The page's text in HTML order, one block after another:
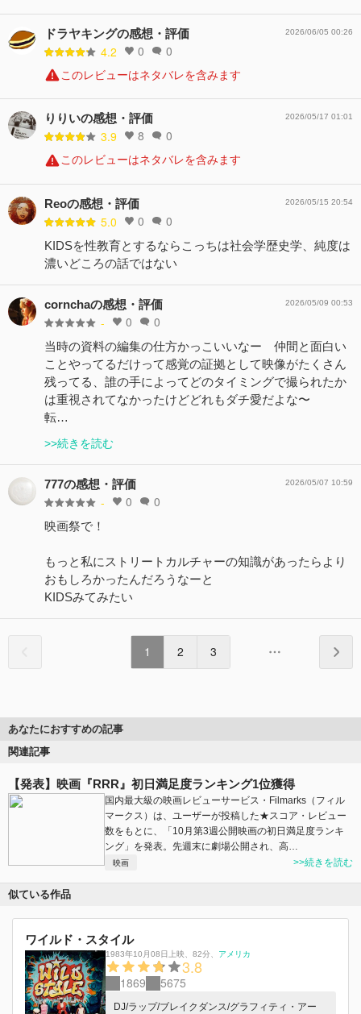
ドラヤキングの感想・評価
4.2 0 0
2026/06/05 00:26
このレビューはネタバレを含みます
りりいの感想・評価
3.9 8 0
2026/05/17 01:01
このレビューはネタバレを含みます
Reoの感想・評価
5.0 0 0
2026/05/15 20:54
KIDSを性教育とするならこっちは社会学歴史学、純度は
濃いどころの話ではない
cornchaの感想・評価
- 0 0
2026/05/09 00:53
当時の資料の編集の仕方かっこいいなー 仲間と面白い
ことやってるだけって感覚の証拠として映像がたくさん
残ってる、誰の手によってどのタイミングで撮られたか
は重視されてなかったけどどれもダチ愛だよな〜
転…
>>続きを読む
777の感想・評価
- 0 0
2026/05/07 10:59
映画祭で！
もっと私にストリートカルチャーの知識があったらより
おもしろかったんだろうなーと
KIDSみてみたい
1 2 3
あなたにおすすめの記事
関連記事
【発表】映画『RRR』初日満足度ランキング1位獲得
国内最大級の映画レビューサービス・Filmarks（フィル
マークス）は、ユーザーが投稿した★スコア・レビュー
数をもとに、「10月第3週公開映画の初日満足度ランキ
ング」を発表。先週末に劇場公開され、高…
映画 >>続きを読む
似ている作品
ワイルド・スタイル
1983年10月08日上映、 82分、 アメリカ
3.8
1869 5675
DJ/ラップ/ブレイクダンス/グラフィティ・アー